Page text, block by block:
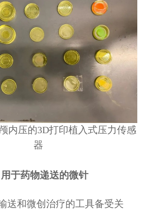
内压的3D打印植入式压力传感
器
用于药物递送的微针
送和微创治疗的工具备受关